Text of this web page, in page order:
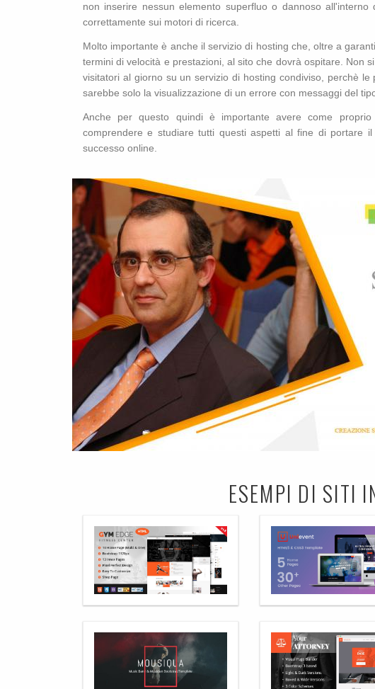
non inserire nessun elemento superfluo o dannoso
correttamente sui motori di ricerca.
Molto importante è anche il servizio di hosting che, oltre a
termini di velocità e prestazioni, al sito che dovrà ospitare. Non
visitatori al giorno su un servizio di hosting condiviso, perchè
sarebbe solo la visualizzazione di un errore con messaggi del
Anche per questo quindi è importante avere come
comprendere e studiare tutti questi aspetti al fine di portare
successo online.
ESEMPI DI SITI